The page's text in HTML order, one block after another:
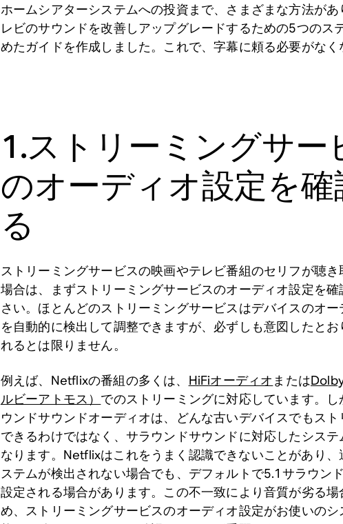
ホームシアターシステムへの投資まで、さまざまな方法があ
レビのサウンドを改善しアップグレードするための5つのス
めたガイドを作成しました。これで、字幕に頼る必要がなく
1.ストリーミングサー
のオーディオ設定を確
る
ストリーミングサービスの映画やテレビ番組のセリフが聴き
場合は、まずストリーミングサービスのオーディオ設定を確
さい。ほとんどのストリーミングサービスはデバイスのオ
を自動的に検出して調整できますが、必ずしも意図したとお
れるとは限りません。
例えば、Netflixの番組の多くは、 HiFiオーディオ または
ルビーアトモス） でのストリーミングに対応しています。し
ウンドサウンドオーディオは、どんな古いデバイスでもス
できるわけではなく、サラウンドサウンドに対応したシステ
なります。Netflixはこれをうまく認識できないことがあり、
ステムが検出されない場合でも、デフォルトで5.1サラウン
設定される場合があります。この不一致により音質が劣る場
め、ストリーミングサービスのオーディオ設定がお使いのシ